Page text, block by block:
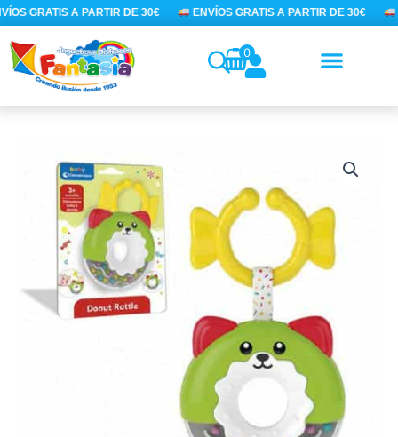
Ir
al
contenido
GRATIS A PARTIR DE 30€ ENVÍOS GRATIS A PARTIR DE 30€
0